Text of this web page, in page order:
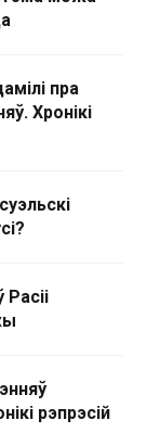
пра
Хронікі
рэпрэсій